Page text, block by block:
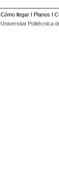
Cómo llegar I Planos I
Universitat Politècnica